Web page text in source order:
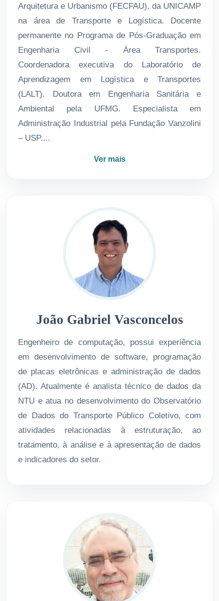
Arquitetura e Urbanismo (FECFAU), da UNICAMP
na área de Transporte e Logística. Docente
permanente no Programa de Pós-Graduação em
Engenharia Civil - Área Transportes.
Coordenadora executiva do Laboratório de
Aprendizagem em Logística e Transportes
(LALT). Doutora em Engenharia Sanitária e
Ambiental pela UFMG. Especialista em
Administração Industrial pela Fundação Vanzolini
– USP....
Ver mais
João Gabriel Vasconcelos
Engenheiro de computação, possui experiência
em desenvolvimento de software, programação
de placas eletrônicas e administração de dados
(AD). Atualmente é analista técnico de dados da
NTU e atua no desenvolvimento do Observatório
de Dados do Transporte Público Coletivo, com
atividades relacionadas à estruturação, ao
tratamento, à análise e à apresentação de dados
e indicadores do setor.